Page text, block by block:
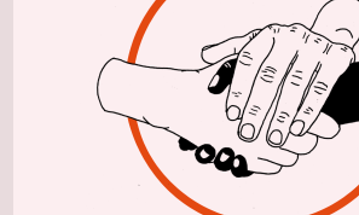
gemacht
Noch
ein
der
hatte: